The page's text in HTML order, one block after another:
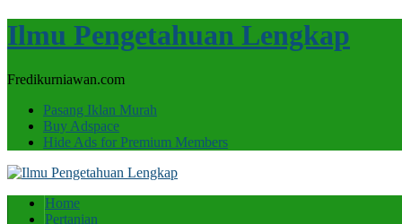
Ilmu Pengetahuan Lengkap
Fredikurniawan.com
Pasang Iklan Murah
Buy Adspace
Hide Ads for Premium Members
Home
Pertanian